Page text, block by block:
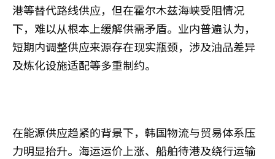
港等替代路线供应，但在霍尔木兹海峡受阻情况
下，难以从根本上缓解供需矛盾。业内普遍认为，
短期内调整供应来源存在现实瓶颈，涉及油品差异
及炼化设施适配等多重制约。
在能源供应趋紧的背景下，韩国物流与贸易体系压
力明显抬升。海运运价上涨、船舶待港及绕行运输